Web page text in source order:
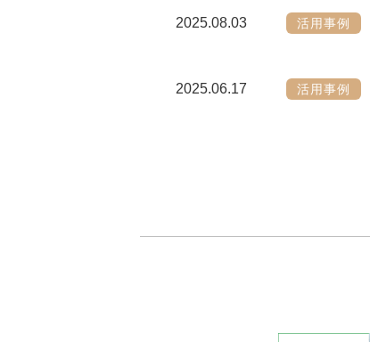
2025.08.03 活用事例
2025.06.17 活用事例